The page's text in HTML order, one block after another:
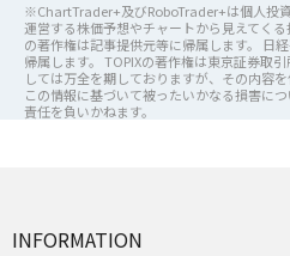
※ChartTrader+及びRoboTrader+は個人投
運営する株価予想やチャートから見えてく
の著作権は記事提供元等に帰属します。 日
帰属します。 TOPIXの著作権は東京証券取
しては万全を期しておりますが、その内容
この情報に基づいて被ったいかなる損害に
責任を負いかねます。
INFORMATION